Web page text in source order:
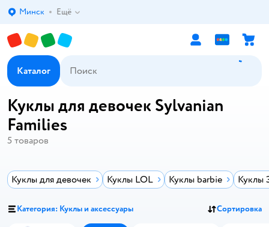
Выбор адреса доставки.
Минск Ещё
Каталог
Куклы для девочек Sylvanian
Families
5 товаров
Куклы для девочек Куклы LOL Куклы barbie Куклы
Категория: Куклы и аксессуары Сортировка